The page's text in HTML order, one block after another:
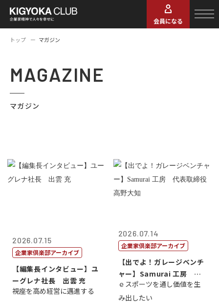
会員になる
トップ マガジン
MAGAZINE
マガジン
2026.07.15
企業家倶楽部アーカイブ
【編集長インタビュー】ユ
ーグレナ社長 出雲 充
視座を高め経営に邁進する
2026.07.14
企業家倶楽部アーカイブ
【出でよ！ガレージベンチ
ャー】Samurai 工房 代
表取締...
ｅスポーツを通し価値を生
み出したい